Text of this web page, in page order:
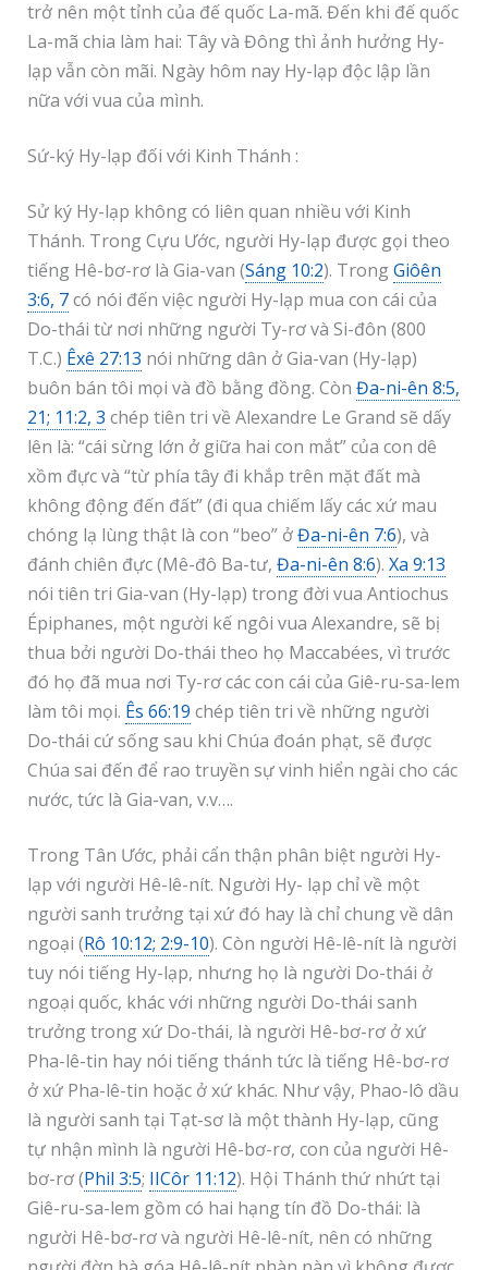
trở nên một tỉnh của đế quốc La-mã. Đến khi đế quốc
La-mã chia làm hai: Tây và Đông thì ảnh hưởng Hy-
lạp vẫn còn mãi. Ngày hôm nay Hy-lạp độc lập lần
nữa với vua của mình.
Sứ-ký Hy-lạp đối với Kinh Thánh :
Sử ký Hy-lạp không có liên quan nhiều với Kinh
Thánh. Trong Cựu Ước, người Hy-lạp được gọi theo
tiếng Hê-bơ-rơ là Gia-van (Sáng 10:2). TrongGiôên
3:6, 7có nói đến việc người Hy-lạp mua con cái của
Do-thái từ nơi những người Ty-rơ và Si-đôn (800
T.C.) Êxê 27:13 nói những dân ở Gia-van (Hy-lạp)
buôn bán tôi mọi và đồ bằng đồng. Còn Đa-ni-ên 8:5,
21; 11:2, 3 chép tiên tri về Alexandre Le Grand sẽ dấy
lên là: “cái sừng lớn ở giữa hai con mắt” của con dê
xồm đực và “từ phía tây đi khắp trên mặt đất mà
không động đến đất” (đi qua chiếm lấy các xứ mau
chóng lạ lùng thật là con “beo” ởĐa-ni-ên 7:6), và
đánh chiên đực (Mê-đô Ba-tư, Đa-ni-ên 8:6). Xa 9:13
nói tiên tri Gia-van (Hy-lạp) trong đời vua Antiochus
Épiphanes, một người kế ngôi vua Alexandre, sẽ bị
thua bởi người Do-thái theo họ Maccabées, vì trước
đó họ đã mua nơi Ty-rơ các con cái của Giê-ru-sa-lem
làm tôi mọi. Ês 66:19 chép tiên tri về những người
Do-thái cứ sống sau khi Chúa đoán phạt, sẽ được
Chúa sai đến để rao truyền sự vinh hiển ngài cho các
nước, tức là Gia-van, v.v….
Trong Tân Ước, phải cẩn thận phân biệt người Hy-
lạp với người Hê-lê-nít. Người Hy- lạp chỉ về một
người sanh trưởng tại xứ đó hay là chỉ chung về dân
ngoại (Rô 10:12; 2:9-10). Còn người Hê-lê-nít là người
tuy nói tiếng Hy-lạp, nhưng họ là người Do-thái ở
ngoại quốc, khác với những người Do-thái sanh
trưởng trong xứ Do-thái, là người Hê-bơ-rơ ở xứ
Pha-lê-tin hay nói tiếng thánh tức là tiếng Hê-bơ-rơ
ở xứ Pha-lê-tin hoặc ở xứ khác. Như vậy, Phao-lô dầu
là người sanh tại Tạt-sơ là một thành Hy-lạp, cũng
tự nhận mình là người Hê-bơ-rơ, con của người Hê-
bơ-rơ (Phil 3:5; IICôr 11:12). Hội Thánh thứ nhứt tại
Giê-ru-sa-lem gồm có hai hạng tín đồ Do-thái: là
người Hê-bơ-rơ và người Hê-lê-nít, nên có những